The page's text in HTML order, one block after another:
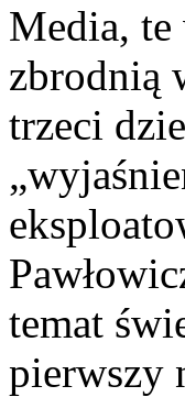
Media, te
zbrodnią
trzeci
temat
pierwszy